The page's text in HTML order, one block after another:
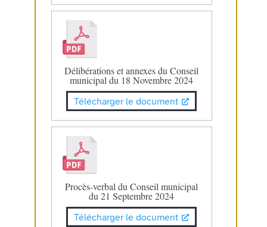
Délibérations et annexes du Conseil
municipal du 18 Novembre 2024
Télécharger le document
Procès-verbal du Conseil municipal
du 21 Septembre 2024
Télécharger le document